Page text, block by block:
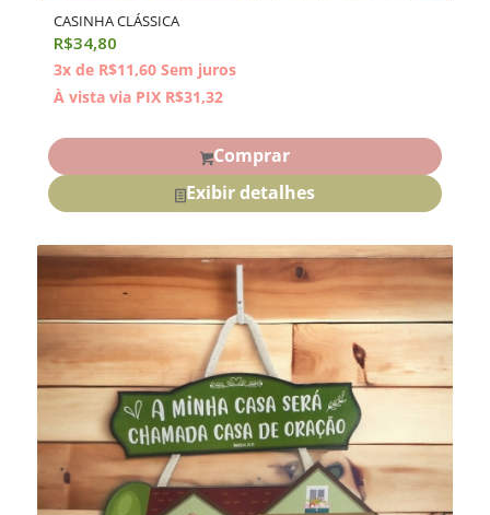
CASINHA CLÁSSICA
R$34,80
3x de R$11,60 Sem juros
À vista via PIX R$31,32
Comprar
Exibir detalhes